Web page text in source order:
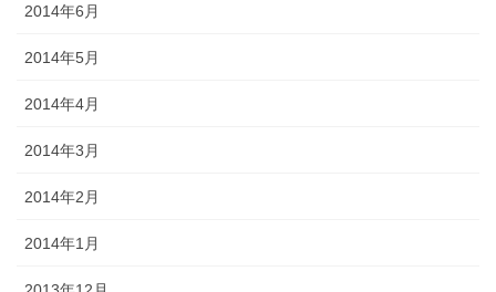
2014年6月
2014年5月
2014年4月
2014年3月
2014年2月
2014年1月